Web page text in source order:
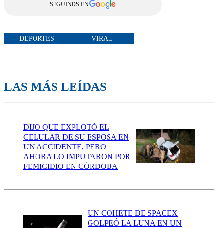
SEGUINOS EN
DEPORTES VIRAL
LAS MÁS LEÍDAS
DIJO QUE EXPLOTÓ EL
CELULAR DE SU ESPOSA EN
UN ACCIDENTE, PERO
AHORA LO IMPUTARON POR
FEMICIDIO EN CÓRDOBA
UN COHETE DE SPACEX
GOLPEÓ LA LUNA EN UN